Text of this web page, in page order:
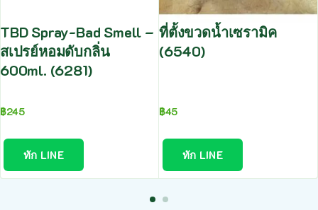
TBD Spray-Bad Smell –
สเปรย์หอมดับกลิ่น
600ml. (6281)
฿245
ทัก LINE
ที่ตั้งขวดน้ำเซรามิค
(6540)
฿45
ทัก LINE